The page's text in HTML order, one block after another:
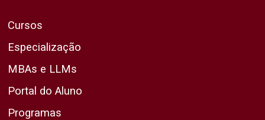
Cursos
Especialização
MBAs e LLMs
Portal do Aluno
Programas